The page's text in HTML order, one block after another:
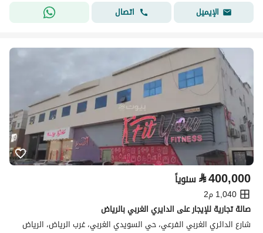
الإيميل
اتصال
⃁400,000 سنوياً
1,040 م2
صالة تجارية للإيجار على الدايري الغربي بالرياض
شارع الدائري الغربي الفرعي، حي السويدي الغربي، غرب الرياض، الرياض